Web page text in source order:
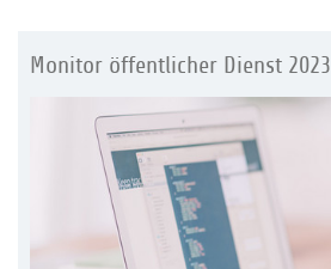
Monitor öffentlicher Dienst 2023